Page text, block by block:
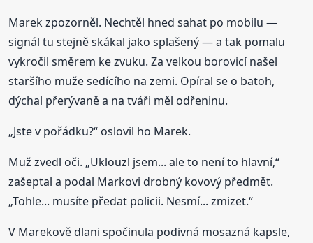
Marek zpozorněl. Nechtěl hned sahat po mobilu —
signál tu stejně skákal jako splašený — a tak pomalu
vykročil směrem ke zvuku. Za velkou borovicí našel
staršího muže sedícího na zemi. Opíral se o batoh,
dýchal přerývaně a na tváři měl odřeninu.
„Jste v pořádku?“ oslovil ho Marek.
Muž zvedl oči. „Uklouzl jsem... ale to není to hlavní,“
zašeptal a podal Markovi drobný kovový předmět.
„Tohle... musíte předat policii. Nesmí... zmizet.“
V Marekově dlani spočinula podivná mosazná kapsle,